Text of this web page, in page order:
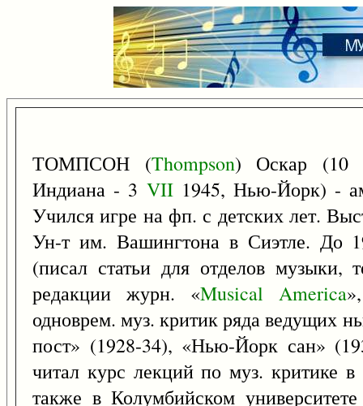
ТОМПСОН (Thompson) Оскар (10
Индиана - 3 VII1945, Нью-Йорк) -
Учился игре на фп. с детских лет.
Ун-т им. Вашингтона в Сиэтле. До
(писал статьи для отделов музыки,
редакции журн. «Musical America
одноврем. муз. критик ряда ведущих
пост» (1928-34), «Нью-Йорк сан»
читал курс лекций по муз. критике
также в Колумбийском